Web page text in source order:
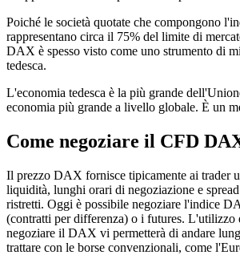
Poiché le società quotate che compongono
rappresentano circa il 75% del limite di
DAX è spesso visto come uno strumento di
tedesca.
L'economia tedesca è la più grande
economia più grande a livello globale. È un
Come negoziare il CFD
Il prezzo DAX fornisce tipicamente ai trader
liquidità, lunghi orari di negoziazione e
ristretti. Oggi è possibile negoziare l'indice
(contratti per differenza) o i futures. L'utilizzo
negoziare il DAX vi permetterà di andare
trattare con le borse convenzionali, come